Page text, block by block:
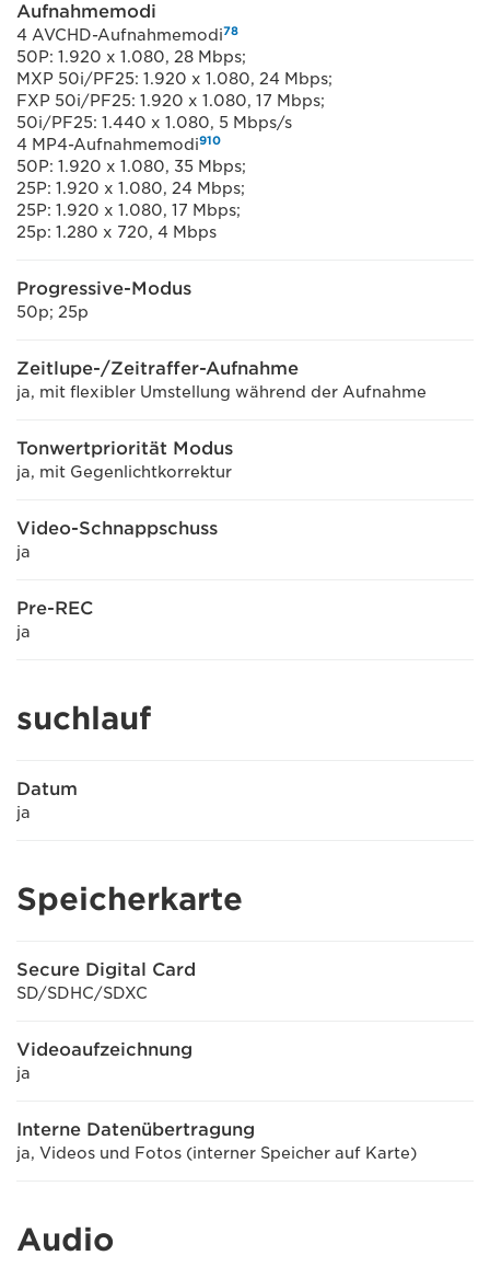
Aufnahmemodi
4 AVCHD-Aufnahmemodi78
50P: 1.920 x 1.080, 28 Mbps;
MXP 50i/PF25: 1.920 x 1.080, 24 Mbps;
FXP 50i/PF25: 1.920 x 1.080, 17 Mbps;
50i/PF25: 1.440 x 1.080, 5 Mbps/s
4 MP4-Aufnahmemodi910
50P: 1.920 x 1.080, 35 Mbps;
25P: 1.920 x 1.080, 24 Mbps;
25P: 1.920 x 1.080, 17 Mbps;
25p: 1.280 x 720, 4 Mbps
Progressive-Modus
50p; 25p
Zeitlupe-/Zeitraffer-Aufnahme
ja, mit flexibler Umstellung während der Aufnahme
Tonwertpriorität Modus
ja, mit Gegenlichtkorrektur
Video-Schnappschuss
ja
Pre-REC
ja
suchlauf
Datum
ja
Speicherkarte
Secure Digital Card
SD/SDHC/SDXC
Videoaufzeichnung
ja
Interne Datenübertragung
ja, Videos und Fotos (interner Speicher auf Karte)
Audio